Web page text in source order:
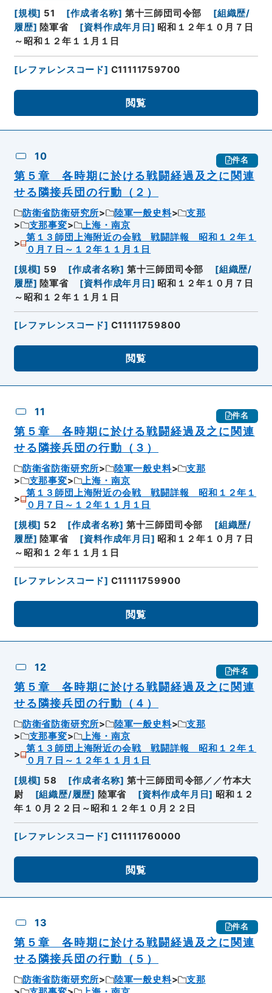
[規模] 51 [作成者名称] 第十三師団司令部 [組織歴/
履歴] 陸軍省 [資料作成年月日 ] 昭和１２年１０月７日
～昭和１２年１１月１日
[レファレンスコード] C11111759700
閲覧
10 件名
第５章 各時期に於ける戦闘経過及之に関連
せる隣接兵団の行動（２）
防衛省防衛研究所 陸軍一般史料
支那
支那事変
上海・南京
第１３師団上海附近の会戦 戦闘詳報 昭和１２年１
０月７日～１２年１１月１日
[規模] 59 [作成者名称] 第十三師団司令部 [組織歴/
履歴] 陸軍省 [資料作成年月日 ] 昭和１２年１０月７日
～昭和１２年１１月１日
[レファレンスコード] C11111759800
閲覧
11 件名
第５章 各時期に於ける戦闘経過及之に関連
せる隣接兵団の行動（３）
防衛省防衛研究所 陸軍一般史料
支那
支那事変
上海・南京
第１３師団上海附近の会戦 戦闘詳報 昭和１２年１
０月７日～１２年１１月１日
[規模] 52 [作成者名称] 第十三師団司令部 [組織歴/
履歴] 陸軍省 [資料作成年月日 ] 昭和１２年１０月７日
～昭和１２年１１月１日
[レファレンスコード] C11111759900
閲覧
12 件名
第５章 各時期に於ける戦闘経過及之に関連
せる隣接兵団の行動（４）
防衛省防衛研究所 陸軍一般史料
支那
支那事変
上海・南京
第１３師団上海附近の会戦 戦闘詳報 昭和１２年１
０月７日～１２年１１月１日
[規模] 58 [作成者名称] 第十三師団司令部／／竹本大
尉
[組織歴/履歴] 陸軍省 [資料作成年月日] 昭和１２
年１０月２２日～昭和１２年１０月２２日
[レファレンスコード] C11111760000
閲覧
13 件名
第５章 各時期に於ける戦闘経過及之に関連
せる隣接兵団の行動（５）
防衛省防衛研究所 陸軍一般史料
支那